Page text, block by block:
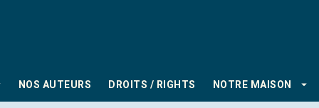
NOS AUTEURS DROITS / RIGHTS NOTRE MAISON arrow_drop_down